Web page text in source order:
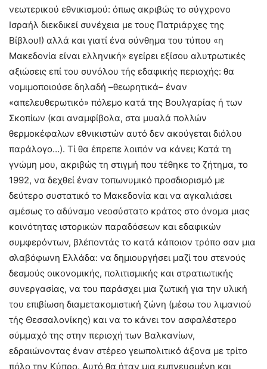
νεωτερικού εθνικισμού: όπως ακριβώς το σύγχρονο
Ισραήλ διεκδικεί συνέχεια με τους Πατριάρχες της
Βίβλου!) αλλά και γιατί ένα σύνθημα του τύπου «η
Μακεδονία είναι ελληνική» εγείρει εξίσου αλυτρωτικές
αξιώσεις επί του συνόλου τής εδαφικής περιοχής: θα
νομιμοποιούσε δηλαδή –θεωρητικά– έναν
«απελευθερωτικό» πόλεμο κατά της Βουλγαρίας ή των
Σκοπίων (και αναμφίβολα, στα μυαλά πολλών
θερμοκέφαλων εθνικιστών αυτό δεν ακούγεται διόλου
παράλογο…). Τί θα έπρεπε λοιπόν να κάνει; Κατά τη
γνώμη μου, ακριβώς τη στιγμή που τέθηκε το ζήτημα, το
1992, να δεχθεί έναν τοπωνυμικό προσδιορισμό με
δεύτερο συστατικό το Μακεδονία και να αγκαλιάσει
αμέσως το αδύναμο νεοσύστατο κράτος στο όνομα μιας
κοινότητας ιστορικών παραδόσεων και εδαφικών
συμφερόντων, βλέποντάς το κατά κάποιον τρόπο σαν μια
σλαβόφωνη Ελλάδα: να δημιουργήσει μαζί του στενούς
δεσμούς οικονομικής, πολιτισμικής και στρατιωτικής
συνεργασίας, να του παράσχει μια ζωτική για την υλική
του επιβίωση διαμετακομιστική ζώνη (μέσω του λιμανιού
τής Θεσσαλονίκης) και να το κάνει τον ασφαλέστερο
σύμμαχό της στην περιοχή των Βαλκανίων,
εδραιώνοντας έναν στέρεο γεωπολιτικό άξονα με τρίτο
πόλο την Κύπρο. Αυτό θα ήταν μια εμπνευσμένη και